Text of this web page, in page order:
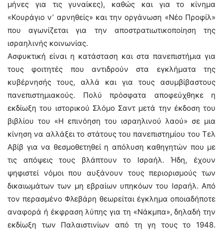
μήνες για τις γυναίκες), καθώς και για το κίνημα
«Κουράγιο ν’ αρνηθείς» και την οργάνωση «Νέο Προφίλ»
που αγωνίζεται για την αποστρατιωτικοποίηση της
ισραηλινής κοινωνίας.
Ασφυκτική είναι η κατάσταση και στα πανεπιστήμια για
τους φοιτητές που αντιδρούν στα εγκλήματα της
κυβέρνησής τους, αλλά και για τους ασυμβίβαστους
πανεπιστημιακούς. Πολύ πρόσφατα αποφεύχθηκε η
εκδίωξη του ιστορικού Σλόμο Σαντ μετά την έκδοση του
βιβλίου του «Η επινόηση του ισραηλινού λαού» σε μια
κίνηση να αλλάξει το στάτους του πανεπιστημίου του Τελ
Αβίβ για να θεσμοθετηθεί η απόλυση καθηγητών που με
τις απόψεις τους βλάπτουν το Ισραήλ. Ήδη, έχουν
ψηφιστεί νόμοι που αυξάνουν τους περιορισμούς των
δικαιωμάτων των μη εβραίων υπηκόων του Ισραήλ. Από
τον περασμένο Φλεβάρη θεωρείται έγκλημα οποιαδήποτε
αναφορά ή έκφραση λύπης για τη «Νάκμπα», δηλαδή την
εκδίωξη των Παλαιστινίων από τη γη τους το 1948.